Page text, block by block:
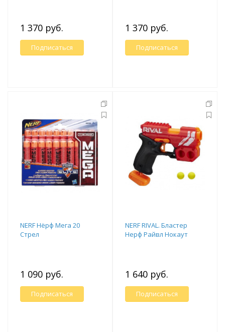
1 370 руб.
Подписаться
1 370 руб.
Подписаться
NERF Нёрф Мега 20
Cтрел
1 090 руб.
Подписаться
NERF RIVAL. Бластер
Нерф Райвл Нокаут
1 640 руб.
Подписаться